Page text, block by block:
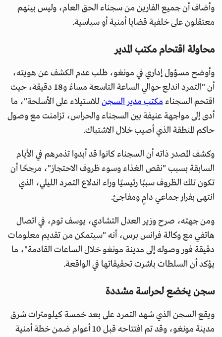
وأضاف أن جميع الفارين من سجناء الحق العام، وليس بينهم
معتقلون على خلفية قضايا أمنية أو سياسية.
محاولة اقتحام مكتب المدير
وأوضح مسؤول إداري في مونغو، طلب عدم الكشف عن هويته،
أن "التمرد اندلع حوالي الساعة التاسعة مساءً و18 دقيقة، حيث
اقتحم السجناءمكتب مدير السجنللاستيلاء على الأسلحة"، ما
أدى إلى مواجهة عنيفة بين السجناء والحراس، تزامنت مع وصول
حاكم المنطقة الذي أصيب خلال الاشتباك.
وكشف المصدر ذاته أن السجناء كانوا قد أبدوا تذمرهم في الأيام
السابقة بسبب "نقص الغذاء وسوء ظروف الاحتجاز"، مرجحًا أن
تكون تلك الظروف سببًا رئيسيًا وراء اندلاع التمرد الليلي، الذي
انتهى بفرار جماعي دامٍ ومفاجئ.
ومن جهته، صرح وزير العدل التشادي، يوسف توم، في اتصال
هاتفي مع وكالة فرانس برس، أنه "سيتمكن من تقديم معلومات
دقيقة فور وصوله إلى مدينة مونغو خلال الساعات القادمة"، ما
يؤكد أن السلطات باشرت تحقيقاتها في الواقعة.
سجن يخضع لحراسة مشددة
ويقع السجن الذي شهد التمرد على بعد خمسة كيلومترات شرق
مدينة مونغو، وقد تم افتتاحه قبل 10 أعوام ضمن خطة أمنية